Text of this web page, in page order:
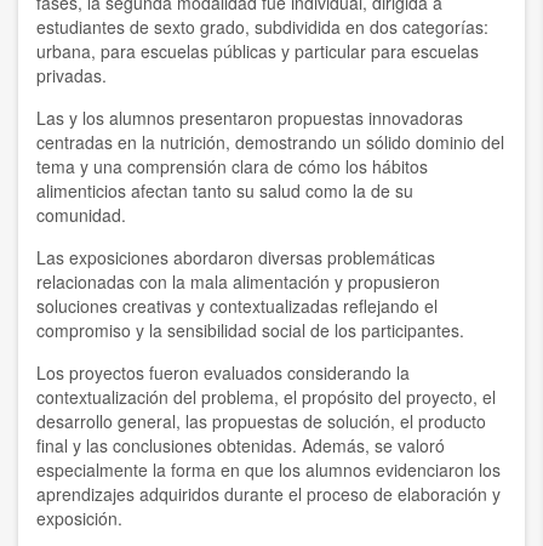
estudiantes de sexto grado, subdividida en dos categorías:
urbana, para escuelas públicas y particular para escuelas
privadas.
Las y los alumnos presentaron propuestas innovadoras
centradas en la nutrición, demostrando un sólido dominio del
tema y una comprensión clara de cómo los hábitos
alimenticios afectan tanto su salud como la de su
comunidad.
Las exposiciones abordaron diversas problemáticas
relacionadas con la mala alimentación y propusieron
soluciones creativas y contextualizadas reflejando el
compromiso y la sensibilidad social de los participantes.
Los proyectos fueron evaluados considerando la
contextualización del problema, el propósito del proyecto, el
desarrollo general, las propuestas de solución, el producto
final y las conclusiones obtenidas. Además, se valoró
especialmente la forma en que los alumnos evidenciaron los
aprendizajes adquiridos durante el proceso de elaboración y
exposición.